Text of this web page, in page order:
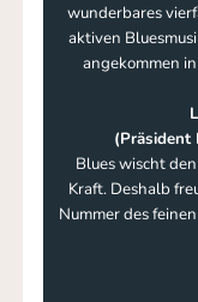
wunderbares
aktiven
angekommen
(Präsident
Blues wischt
Kraft. Deshalb
Nummer des